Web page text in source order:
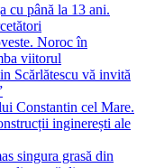
cu până la 13 ani.
Noroc în
viitorul
Scărlătescu vă invită
Constantin cel Mare.
inginerești ale
singura grasă din